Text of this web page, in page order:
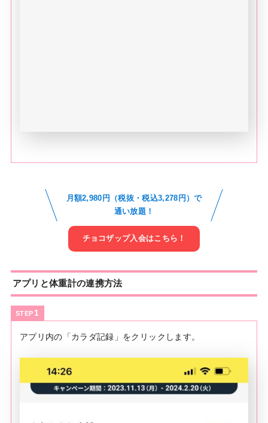
月額2,980円（税抜・税込3,278円）で
通い放題！
チョコザップ入会はこちら！
アプリと体重計の連携方法
STEP
アプリ内の「カラダ記録」をクリックします。